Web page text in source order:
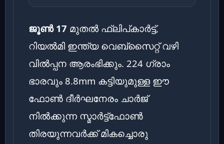
ജൂൺ 17 മുതൽ ഫ്ലിപ്കാർട്ട്,
റിയൽമി ഇന്ത്യ വെബ്സൈറ്റ് വഴി
വിൽപ്പന ആരംഭിക്കും. 224 ഗ്രാം
ഭാരവും 8.8mm കട്ടിയുമുള്ള ഈ
ഫോൺ ദീർഘനേരം ചാർജ്
നിൽക്കുന്ന സ്മാർട്ട്ഫോൺ
തിരയുന്നവർക്ക് മികച്ചൊരു